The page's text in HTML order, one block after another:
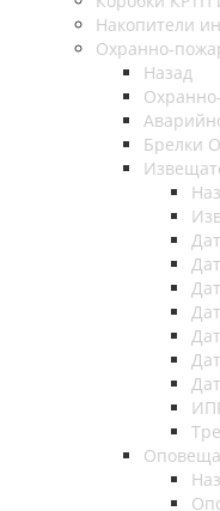
Накопители
Охранно-
Назад
Брелки